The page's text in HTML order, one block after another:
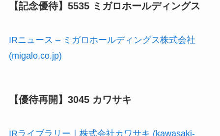
【記念優待】5535 ミガロホールディングス
IRニュース – ミガロホールディングス株式会社
(migalo.co.jp)
【優待再開】3045 カワサキ
IRライブラリー｜株式会社カワサキ (kawasaki-